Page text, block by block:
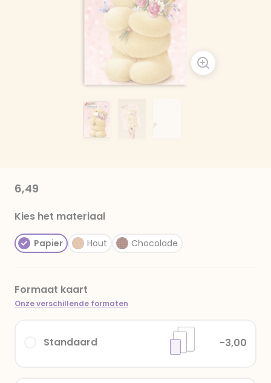
6,49
Kies het materiaal
Papier Hout Chocolade
Formaat kaart
Onze verschillende formaten
Standaard -3,00